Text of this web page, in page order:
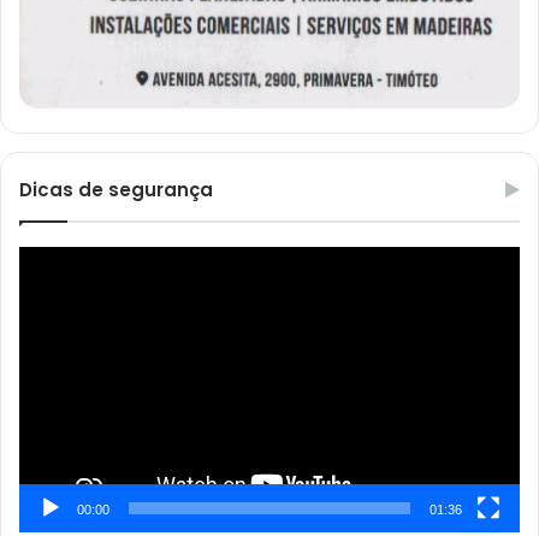
Dicas de segurança
00:00 01:36